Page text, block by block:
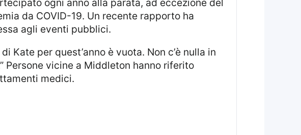
da COVID-19. Un recente rapporto ha
agli eventi pubblici.
Persone vicine a Middleton hanno riferito
medici.